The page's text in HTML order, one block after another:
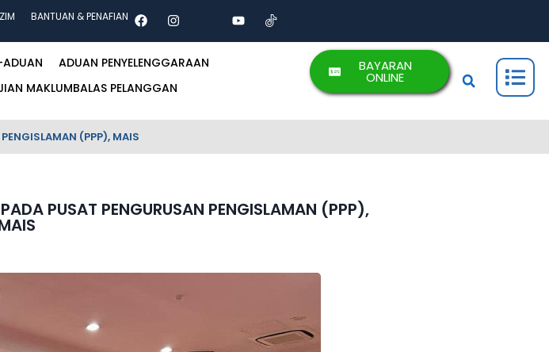
BANTUAN & PENAFIAN
ADUAN
ADUAN PENYELENGGARAAN
MAKLUMBALAS PELANGGAN
BAYARAN
ONLINE
(PPP), MAIS
PUSAT PENGURUSAN PENGISLAMAN (PPP),